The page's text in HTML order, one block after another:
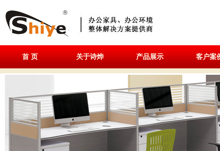
首 页 关于诗烨 产品展示 客户案